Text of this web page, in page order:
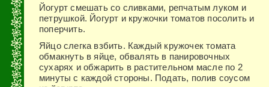
Йогурт смешать со сливками, реп­чатым луком и
петрушкой. Йогурт и кружочки томатов посо­лить и
поперчить.
Яйцо слегка взбить. Каждый кружочек томата
обмакнуть в яйце, обвалять в панировочных
сухарях и обжарить в раститель­ном масле по 2
минуты с каждой стороны. Подать, полив соусом